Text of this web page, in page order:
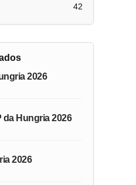
42
2026
da Hungria 2026
2026